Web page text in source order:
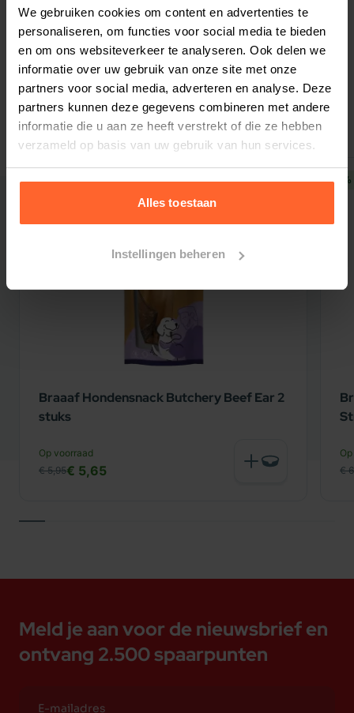
We gebruiken cookies om content en advertenties te
personaliseren, om functies voor social media te bieden
en om ons websiteverkeer te analyseren. Ook delen we
informatie over uw gebruik van onze site met onze
partners voor social media, adverteren en analyse. Deze
partners kunnen deze gegevens combineren met andere
informatie die u aan ze heeft verstrekt of die ze hebben
verzameld op basis van uw gebruik van hun services.
Alles toestaan
Instellingen beheren
Rijst (9%)
Erwtenzetmeel
Gehydrolyseerde kippeneiwitten
Diermeel
Gedroogde bietenpulp
Gedroogde cichorei (een natuurlijke bron van
FOS en inuline)
Gedroogde Antarctische krill (0,2%) (een
Bestelherinnering instellen
Gerelateerde producten
5% korting
Braaaf Hondensnack Butchery Beef Ear 2
stuks
Op voorraad
€ 5,95€ 5,65
€
Meld je aan voor de nieuwsbrief en
ontvang 2.500 spaarpunten